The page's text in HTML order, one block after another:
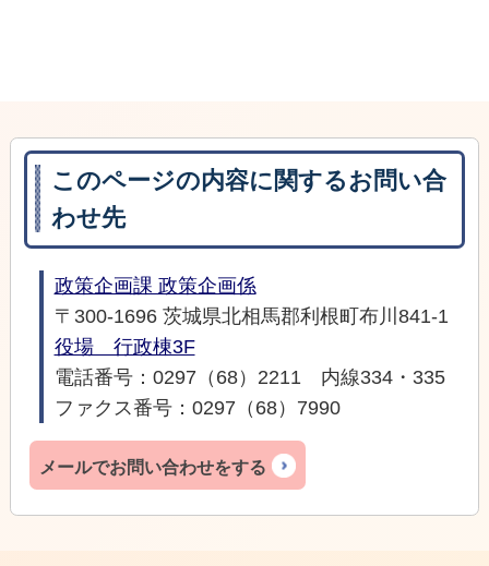
このページの内容に関するお問い合
わせ先
政策企画課 政策企画係
〒300-1696 茨城県北相馬郡利根町布川841-1
役場 行政棟3F
電話番号：0297（68）2211 内線334・335
ファクス番号：0297（68）7990
メールでお問い合わせをする